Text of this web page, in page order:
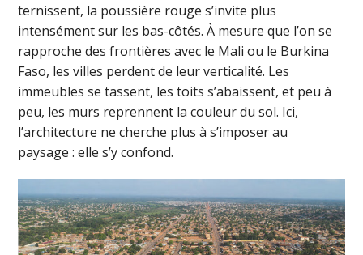
ternissent, la poussière rouge s’invite plus
intensément sur les bas-côtés. À mesure que l’on se
rapproche des frontières avec le Mali ou le Burkina
Faso, les villes perdent de leur verticalité. Les
immeubles se tassent, les toits s’abaissent, et peu à
peu, les murs reprennent la couleur du sol. Ici,
l’architecture ne cherche plus à s’imposer au
paysage : elle s’y confond.